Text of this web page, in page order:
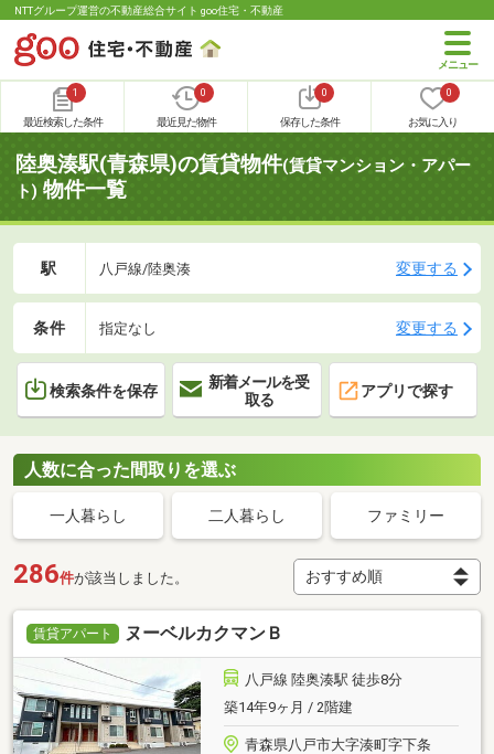
NTTグループ運営の不動産総合サイト goo住宅・不動産
1
最近検索した条件
0
最近見た物件
0
保存した条件
0
お気に入り
陸奥湊駅(青森県)の賃貸物件(賃貸マンション・アパー
ト) 物件一覧
駅 八戸線/陸奥湊 変更する
条件 指定なし 変更する
検索条件を保存
新着メールを受
取る
アプリで探す
人数に合った間取りを選ぶ
一人暮らし 二人暮らし ファミリー
286件が該当しました。
賃貸アパート ヌーベルカクマンＢ
八戸線 陸奥湊駅 徒歩8分
築14年9ヶ月 / 2階建
青森県八戸市大字湊町字下条